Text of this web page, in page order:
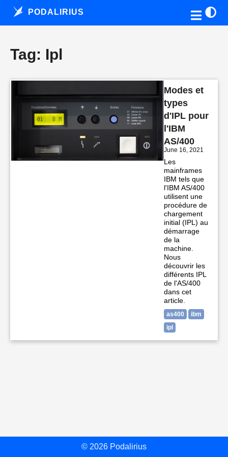
PODALIRIUS
Tag: Ipl
Modes et
types
d'IPL pour
l'IBM
AS/400
June 16, 2021
Les
mainframes
IBM tels que
l'IBM AS/400
utilisent une
procédure de
chargement
initial (IPL) au
démarrage
de la
machine.
Nous
découvrir les
différents IPL
de l'AS/400
dans cet
article.
as400
ibm
ipl
© 2026 Podalirius